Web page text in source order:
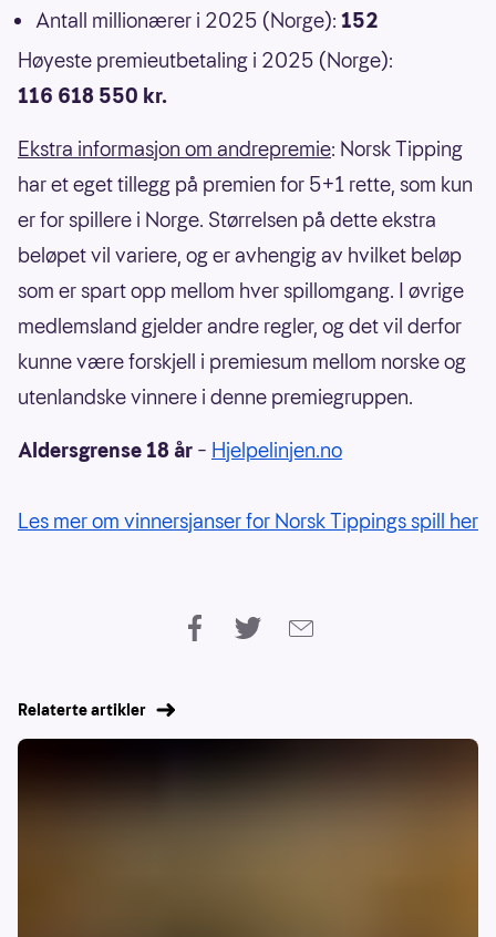
Antall millionærer i 2025 (Norge): 152
Høyeste premieutbetaling i 2025 (Norge):
116 618 550 kr.
Ekstra informasjon om andrepremie: Norsk Tipping
har et eget tillegg på premien for 5+1 rette, som kun
er for spillere i Norge. Størrelsen på dette ekstra
beløpet vil variere, og er avhengig av hvilket beløp
som er spart opp mellom hver spillomgang. I øvrige
medlemsland gjelder andre regler, og det vil derfor
kunne være forskjell i premiesum mellom norske og
utenlandske vinnere i denne premiegruppen.
Aldersgrense 18 år – Hjelpelinjen.no
Les mer om vinnersjanser for Norsk Tippings spill her
Relaterte artikler